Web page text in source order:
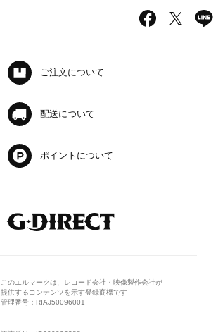
ご注文について
配送について
ポイントについて
このエルマークは、レコード会社・映像製作会社が
提供するコンテンツを示す登録商標です
管理番号：RIAJ50096001